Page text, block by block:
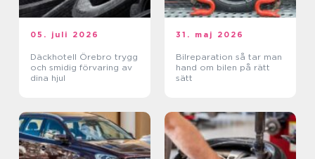
05. juli 2026
Däckhotell Örebro trygg
och smidig förvaring av
dina hjul
31. maj 2026
Bilreparation så tar man
hand om bilen på rätt
sätt